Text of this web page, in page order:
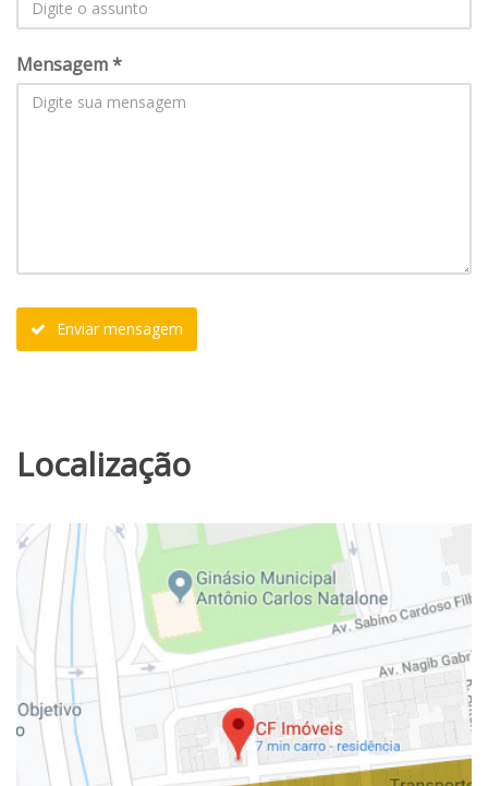
Mensagem *
Enviar mensagem
Localização